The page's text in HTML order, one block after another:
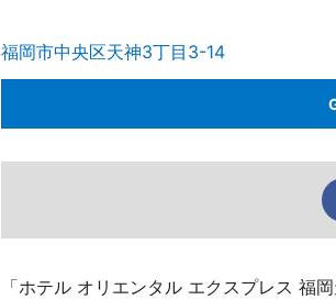
福岡市中央区天神3丁目3-14
「ホテル オリエンタル エクスプレス 福